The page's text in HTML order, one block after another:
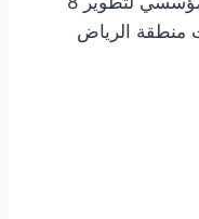
منطقة الرياض